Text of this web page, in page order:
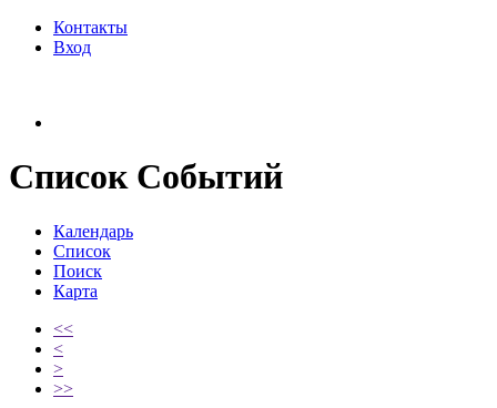
Контакты
Вход
Список Событий
Календарь
Список
Поиск
Карта
<<
<
>
>>